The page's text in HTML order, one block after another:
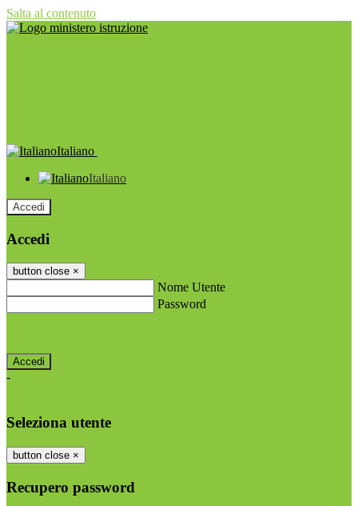
Salta al contenuto
Italiano
Italiano
Accedi
Accedi
button close ×
Nome Utente
Password
-
Seleziona utente
button close ×
Recupero password